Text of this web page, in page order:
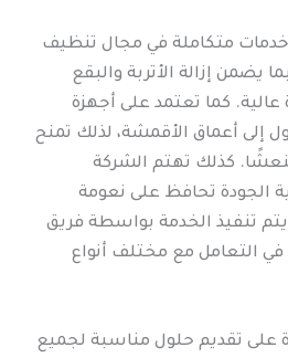
خدمات متكاملة في مجال تنظيف
يضمن إزالة الأتربة والبقع
عالية. كما تعتمد على أجهزة
إلى أعماق الأقمشة، لذلك تمنح
كذلك تهتم الشركة
الجودة تحافظ على نعومة
يتم تنفيذ الخدمة بواسطة فريق
التعامل مع مختلف أنواع
على تقديم حلول مناسبة لجميع